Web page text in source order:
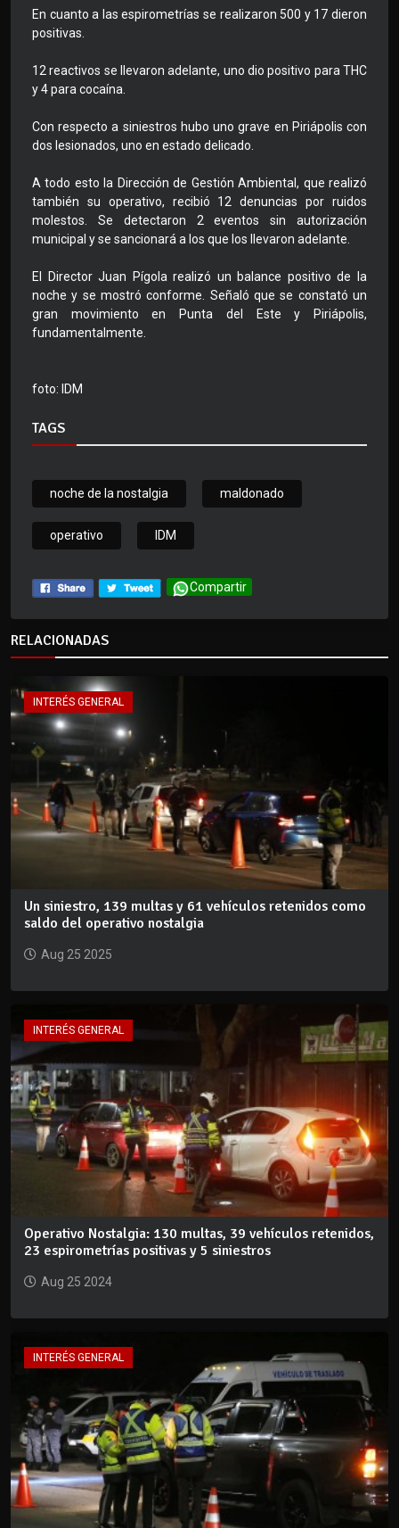
En cuanto a las espirometrías se realizaron 500 y 17 dieron
positivas.
12 reactivos se llevaron adelante, uno dio positivo para THC
y 4 para cocaína.
Con respecto a siniestros hubo uno grave en Piriápolis con
dos lesionados, uno en estado delicado.
A todo esto la Dirección de Gestión Ambiental, que realizó
también su operativo, recibió 12 denuncias por ruidos
molestos. Se detectaron 2 eventos sin autorización
municipal y se sancionará a los que los llevaron adelante.
El Director Juan Pígola realizó un balance positivo de la
noche y se mostró conforme. Señaló que se constató un
gran movimiento en Punta del Este y Piriápolis,
fundamentalmente.
foto: IDM
TAGS
noche de la nostalgia maldonado
operativo IDM
Compartir
RELACIONADAS
INTERÉS GENERAL
Un siniestro, 139 multas y 61 vehículos retenidos como
saldo del operativo nostalgia
Aug 25 2025
INTERÉS GENERAL
Operativo Nostalgia: 130 multas, 39 vehículos retenidos,
23 espirometrías positivas y 5 siniestros
Aug 25 2024
INTERÉS GENERAL